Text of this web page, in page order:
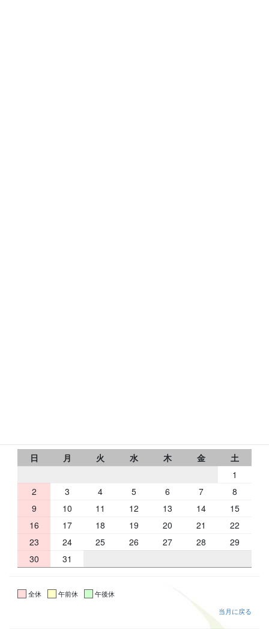
日 月 火 水 木 金
土
1
2
3 4 5 6 7
8
9
10 11 12 13 14
15
16
17 18 19 20 21
22
23
24 25 26 27 28
29
30
31
全休 午前休
午後休
当月に戻る